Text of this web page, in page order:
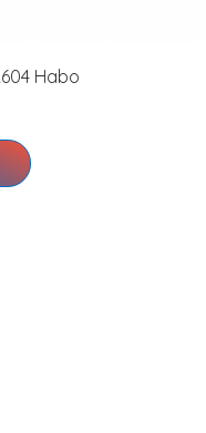
Habo